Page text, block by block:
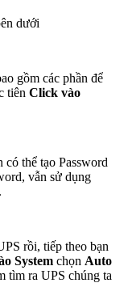
dưới
gồm các phần để
tiên Click vào
có thể tạo Password
vẫn sử dụng
rồi, tiếp theo bạn
System chọn Auto
tìm ra UPS chúng ta